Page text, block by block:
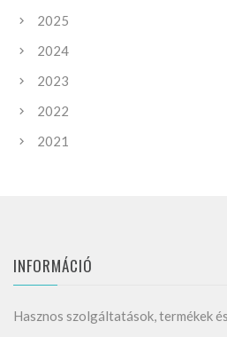
2025
2024
2023
2022
2021
INFORMÁCIÓ
Hasznos szolgáltatások, termékek